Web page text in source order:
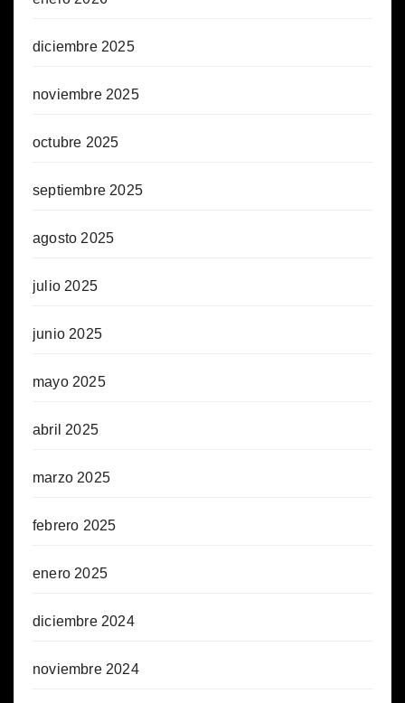
diciembre 2025
noviembre 2025
octubre 2025
septiembre 2025
agosto 2025
julio 2025
junio 2025
mayo 2025
abril 2025
marzo 2025
febrero 2025
enero 2025
diciembre 2024
noviembre 2024